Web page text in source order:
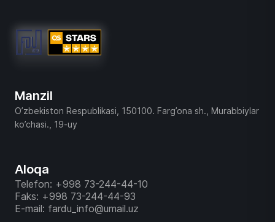
Manzil
O’zbekiston Respublikasi, 150100. Farg’ona sh., Murabbiylar
ko’chasi., 19-uy
Aloqa
Telefon: +998 73-244-44-10
Faks: +998 73-244-44-93
E-mail: fardu_info@umail.uz